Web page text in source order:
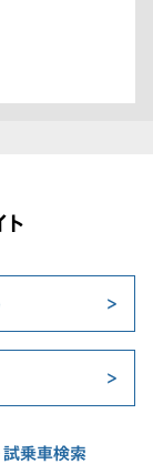
ト
試乗車検索